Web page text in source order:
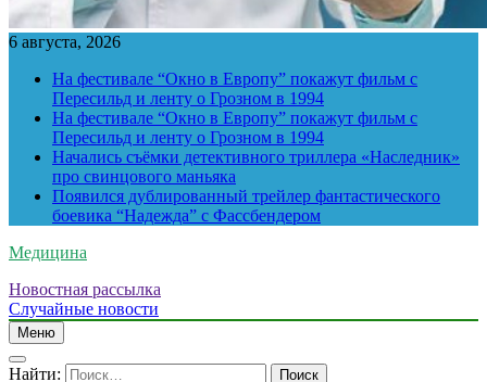
6 августа, 2026
На фестивале “Окно в Европу” покажут фильм с
Пересильд и ленту о Грозном в 1994
На фестивале “Окно в Европу” покажут фильм с
Пересильд и ленту о Грозном в 1994
Начались съёмки детективного триллера «Наследник»
про свинцового маньяка
Появился дублированный трейлер фантастического
боевика “Надежда” с Фассбендером
Медицина
Новостная рассылка
Случайные новости
Меню
Найти: